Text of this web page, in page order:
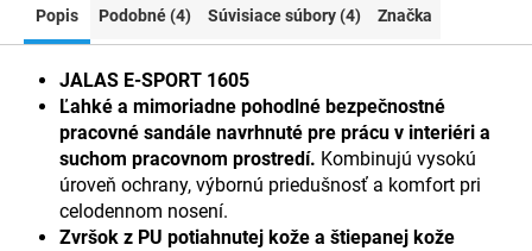
Popis Podobné (4) Súvisiace súbory (4) Značka
JALAS E-SPORT 1605
Ľahké a mimoriadne pohodlné bezpečnostné
pracovné sandále navrhnuté pre prácu v interiéri a
suchom pracovnom prostredí. Kombinujú vysokú
úroveň ochrany, výbornú priedušnosť a komfort pri
celodennom nosení.
Zvršok z PU potiahnutej kože a štiepanej kože